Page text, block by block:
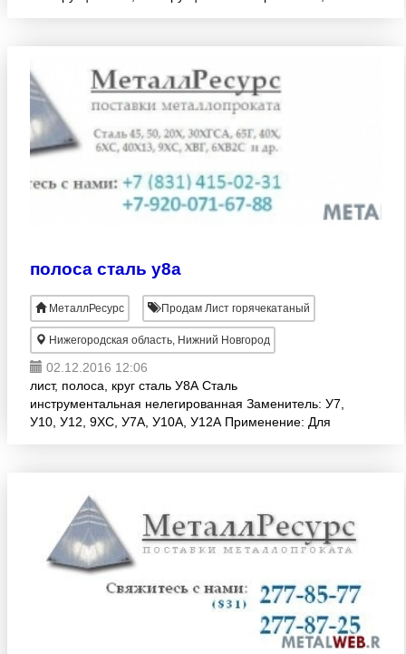
полоса сталь у8а
МеталлРесурс Продам Лист горячекатаный
Нижегородская область, Нижний Новгород
02.12.2016 12:06
лист, полоса, круг сталь У8А Сталь
инструментальная нелегированная Заменитель: У7,
У10, У12, 9ХС, У7А, У10А, У12А Применение: Для